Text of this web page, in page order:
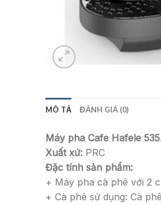
MÔ TẢ ĐÁNH GIÁ (0)
Máy pha Cafe Hafele
Xuất xứ: PRC
Đặc tính sản phẩm:
+ Máy pha cà phê với 2
+ Cà phê sử dụng: Cà